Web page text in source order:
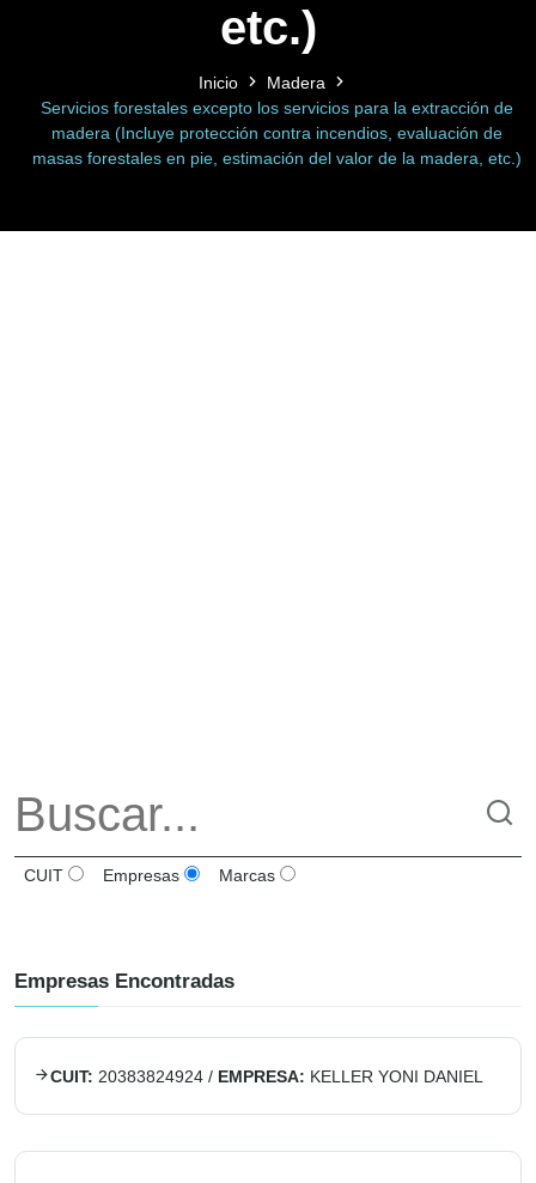
etc.)
Inicio
Madera
Servicios forestales excepto los servicios para la extracción de
madera (Incluye protección contra incendios, evaluación de
masas forestales en pie, estimación del valor de la madera, etc.)
CUIT Empresas Marcas
Empresas Encontradas
CUIT: 20383824924 / EMPRESA: KELLER YONI DANIEL